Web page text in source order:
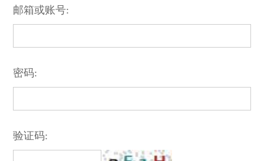
邮箱或账号:
密码:
验证码: